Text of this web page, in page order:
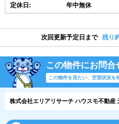
定休日: 年中無休
次回更新予定日まで 残り
この物件にお問合
この物件を見たい、空室状況を
株式会社エリアリサーチ ハウスモ不動産